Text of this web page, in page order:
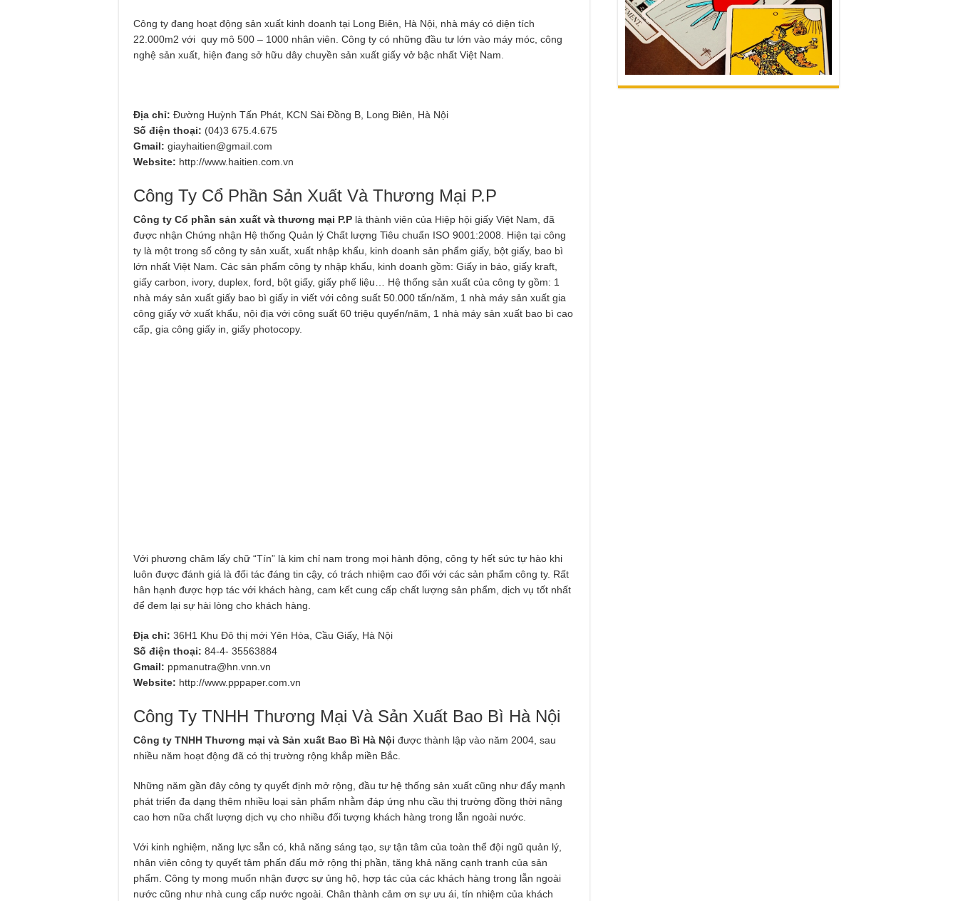
Công ty đang hoạt động sản xuất kinh doanh tại Long Biên, Hà Nội, nhà máy có diện tích
22.000m2 với quy mô 500 – 1000 nhân viên. Công ty có những đầu tư lớn vào máy móc, công
nghệ sản xuất, hiện đang sở hữu dây chuyền sản xuất giấy vở bậc nhất Việt Nam.
Địa chỉ: Đường Huỳnh Tấn Phát, KCN Sài Đồng B, Long Biên, Hà Nội
Số điện thoại: (04)3 675.4.675
Gmail: giayhaitien@gmail.com
Website: http://www.haitien.com.vn
Công Ty Cổ Phần Sản Xuất Và Thương Mại P.P
Công ty Cổ phần sản xuất và thương mại P.P là thành viên của Hiệp hội giấy Việt Nam, đã
được nhận Chứng nhận Hệ thống Quản lý Chất lượng Tiêu chuẩn ISO 9001:2008. Hiện tại công
ty là một trong số công ty sản xuất, xuất nhập khẩu, kinh doanh sản phẩm giấy, bột giấy, bao bì
lớn nhất Việt Nam. Các sản phẩm công ty nhập khẩu, kinh doanh gồm: Giấy in báo, giấy kraft,
giấy carbon, ivory, duplex, ford, bột giấy, giấy phế liệu… Hệ thống sản xuất của công ty gồm: 1
nhà máy sản xuất giấy bao bì giấy in viết với công suất 50.000 tấn/năm, 1 nhà máy sản xuất gia
công giấy vở xuất khẩu, nội địa với công suất 60 triệu quyển/năm, 1 nhà máy sản xuất bao bì cao
cấp, gia công giấy in, giấy photocopy.
Với phương châm lấy chữ “Tín” là kim chỉ nam trong mọi hành động, công ty hết sức tự hào khi
luôn được đánh giá là đối tác đáng tin cậy, có trách nhiệm cao đối với các sản phẩm công ty. Rất
hân hạnh được hợp tác với khách hàng, cam kết cung cấp chất lượng sản phẩm, dịch vụ tốt nhất
để đem lại sự hài lòng cho khách hàng.
Địa chỉ: 36H1 Khu Đô thị mới Yên Hòa, Cầu Giấy, Hà Nội
Số điện thoại: 84-4- 35563884
Gmail: ppmanutra@hn.vnn.vn
Website: http://www.pppaper.com.vn
Công Ty TNHH Thương Mại Và Sản Xuất Bao Bì Hà Nội
Công ty TNHH Thương mại và Sản xuất Bao Bì Hà Nội được thành lập vào năm 2004, sau
nhiều năm hoạt động đã có thị trường rộng khắp miền Bắc.
Những năm gần đây công ty quyết định mở rộng, đầu tư hệ thống sản xuất cũng như đẩy mạnh
phát triển đa dạng thêm nhiều loại sản phẩm nhằm đáp ứng nhu cầu thị trường đồng thời nâng
cao hơn nữa chất lượng dịch vụ cho nhiều đối tượng khách hàng trong lẫn ngoài nước.
Với kinh nghiệm, năng lực sẵn có, khả năng sáng tạo, sự tận tâm của toàn thể đội ngũ quản lý,
nhân viên công ty quyết tâm phấn đấu mở rộng thị phần, tăng khả năng cạnh tranh của sản
phẩm. Công ty mong muốn nhận được sự ủng hộ, hợp tác của các khách hàng trong lẫn ngoài
nước cũng như nhà cung cấp nước ngoài. Chân thành cảm ơn sự ưu ái, tín nhiệm của khách